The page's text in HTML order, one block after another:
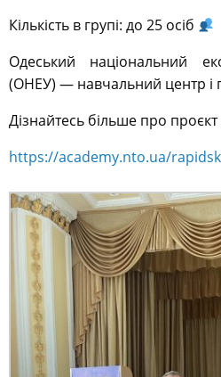
Кількість в групі: до 25 осіб
Одеський національний
(ОНЕУ) — навчальний центр і
Дізнайтесь більше про
https://academy.nto.ua/